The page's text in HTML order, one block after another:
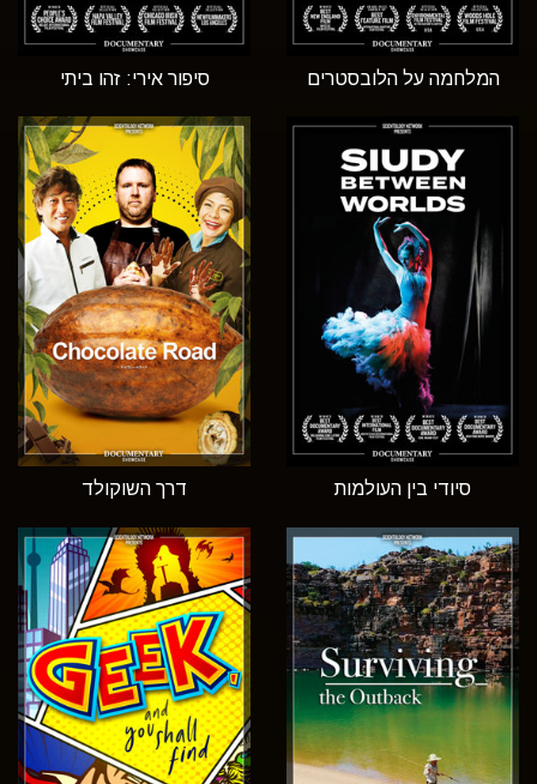
המלחמה על הלובסטרים סיפור אירי: זהו ביתי
סיודי בין העולמות דרך השוקולד